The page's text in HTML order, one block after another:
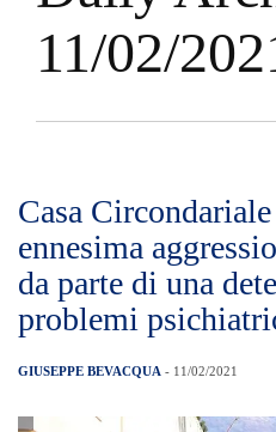
11/02/
Casa
ennesima
da parte di una
problemi
GIUSEPPE BEVACQUA - 11/02/2021